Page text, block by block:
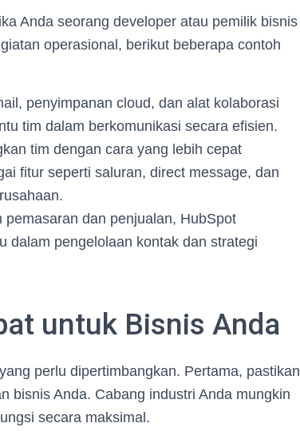
Anda seorang developer atau pemilik bisnis
operasional, berikut beberapa contoh
penyimpanan cloud, dan alat kolaborasi
tim dalam berkomunikasi secara efisien.
tim dengan cara yang lebih cepat
fitur seperti saluran, direct message, dan
dan penjualan, HubSpot
dalam pengelolaan kontak dan strategi
untuk Bisnis Anda
perlu dipertimbangkan. Pertama, pastikan
bisnis Anda. Cabang industri Anda mungkin
secara maksimal.